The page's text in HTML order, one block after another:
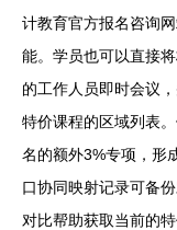
计教育官方报名咨询
能。学员也可以直接
的工作人员即时会议
特价课程的区域列表
名的额外3%专项，形
口协同映射记录可备
对比帮助获取当前的